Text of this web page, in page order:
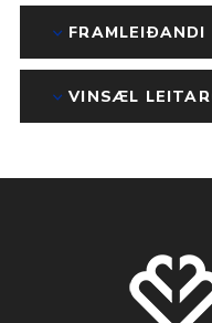
FRAMLEIÐANDI
VINSÆL